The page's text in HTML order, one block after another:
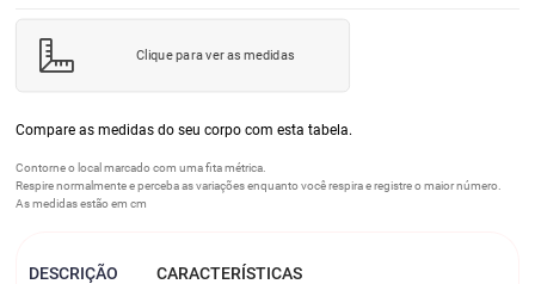
Clique para ver as medidas
Compare as medidas do seu corpo com esta tabela.
Contorne o local marcado com uma fita métrica.
Respire normalmente e perceba as variações enquanto você respira e registre o maior número.
As medidas estão em cm
DESCRIÇÃO CARACTERÍSTICAS